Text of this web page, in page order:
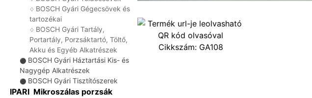
♢ BOSCH Gyári Gégecsövek és
tartozékai
♢ BOSCH Gyári Tartály,
Portartály, Porzsáktartó, Töltő,
Akku és Egyéb Alkatrészek
⚫ BOSCH Gyári Háztartási Kis- és
Nagygép Alkatrészek
⚫ BOSCH Gyári Tisztítószerek
IPARI Mikroszálas porzsák
Cikkszám: GA108